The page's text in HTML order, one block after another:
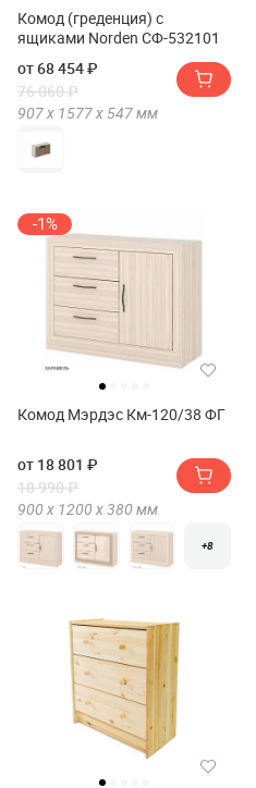
Комод (греденция) с
ящиками Norden СФ-532101
от 68 454 ₽
76 060 ₽
907 х 1577 х 547мм
-1%
Комод Мэрдэс Км-120/38 ФГ
от 18 801 ₽
18 990 ₽
900 х 1200 х380 мм
+8